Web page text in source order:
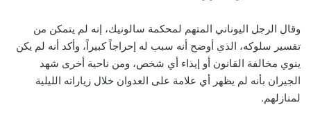
وقال الرجل اليوناني المتهم لمحكمة سالونيك، إنه لم يتمكن من
تفسير سلوكه، الذي أوضح أنه سبب له إحراجاً كبيراً، وأكد أنه لم يكن
ينوي مخالفة القانون أو إيذاء أي شخص، ومن ناحية أخرى شهد
الجيران بأنه لم يظهر أي علامة على العدوان خلال زياراته الليلية
لمنازلهم.